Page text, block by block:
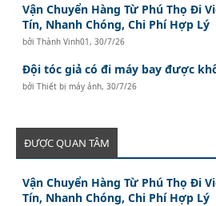
Vận Chuyển Hàng Từ Phú Thọ Đi
Tín, Nhanh Chóng, Chi Phí Hợp Lý
bởiThành Vinh01 ,30/7/26
Đội tóc giả có đi máy bay được
bởiThiết bị máy ảnh,30/7/26
ĐƯỢC QUAN TÂM
Vận Chuyển Hàng Từ Phú Thọ Đi
Tín, Nhanh Chóng, Chi Phí Hợp Lý